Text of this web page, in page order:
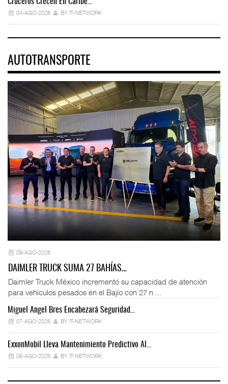
04-AGO-2026 BY IT-NETWORK
AUTOTRANSPORTE
09-AGO-2026
DAIMLER TRUCK SUMA 27 BAHÍAS…
Daimler Truck México incrementó su capacidad de atención
para vehículos pesados en el Bajío con 27 n ...
Miguel Ángel Bres Encabezará Seguridad…
07-AGO-2026 BY IT-NETWORK
ExxonMobil Lleva Mantenimiento Predictivo Al…
05-AGO-2026 BY IT-NETWORK